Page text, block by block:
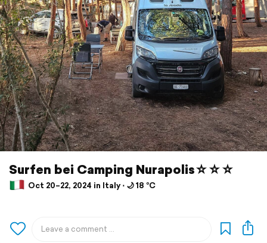
Surfen bei Camping Nurapolis☆☆☆
Oct 20–22, 2024 in Italy ⋅ 🌙 18 °C